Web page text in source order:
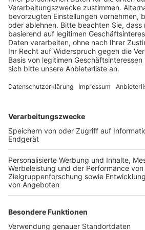
Anzeige
Der Heinrich-Fetten-Platz und der
Innenstadt sollen so umgestaltet
dort gerne verweilt. Geplant ist
und mehr grün. Auf dem Clemens-
Rand der Innenstadt wird derzeit die
Multifunktionshalle gebaut.
Fördergeld das Umfeld neu
Geh- und Radweg an den Gleisen
die Außenfläche des Campus
Bewegungsangebot für Kinder.
des Innenstadtkonzeptes sind das
und die Kölnstraße.